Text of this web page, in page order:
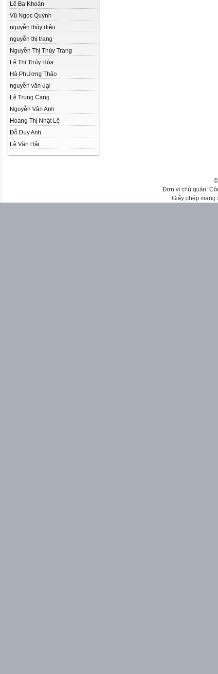
Lê Ba Khoán
Vũ Ngọc Quỳnh
nguyễn thúy diệu
nguyễn thị trang
Nguyễn Thị Thùy Trang
Lê Thị Thúy Hòa
Hà Ph­­­Ương Thảo
nguyễn văn đại
Lê Trung Cang
Nguyễn Vân Anh
Hoàng Thị Nhật Lệ
Đỗ Duy Anh
Lê Văn Hải
Đơn vị chủ quản:
Giấy phép mạng